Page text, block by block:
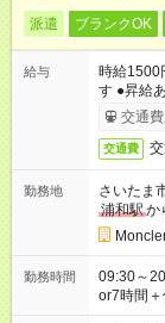
派遣 ブランクOK
給与
時給
す ●昇給
交通
交通費
勤務地
さいたま
浦和駅か
勤務時間
09:30～20:30 時間内でシフト制／フルタイ
or7時間